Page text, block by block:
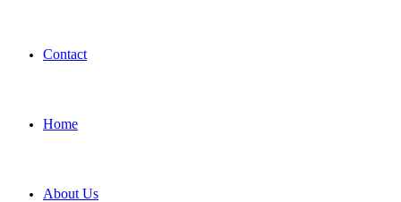
Contact
Home
About Us